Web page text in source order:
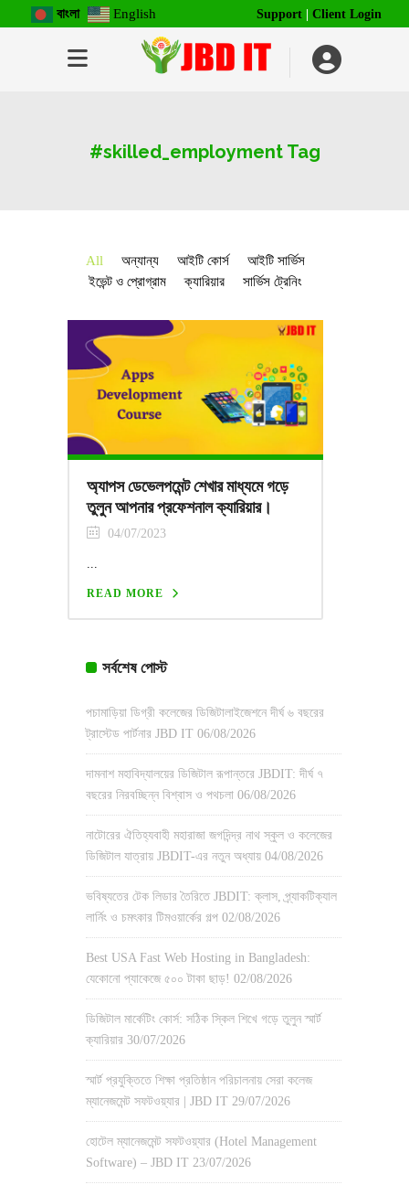
বাংলা English Support Client Login
#skilled_employment Tag
All অন্যান্য আইটি কোর্স
আইটি সার্ভিস
ইভেন্ট ও প্রোগ্রাম
ক্যারিয়ার সার্ভিস ট্রেনিং
অ্যাপস ডেভেলপমেন্ট শেখার মাধ্যমে গড়ে
তুলুন আপনার প্রফেশনাল ক্যারিয়ার।
04/07/2023
READ MORE
সর্বশেষ পোস্ট
পচামাড়িয়া ডিগ্রী কলেজের ডিজিটালাইজেশনে দীর্ঘ ৬ বছরের
ট্রাস্টেড পার্টনার JBD IT 06/08/2026
দামনাশ মহাবিদ্যালয়ের ডিজিটাল রূপান্তরে JBDIT: দীর্ঘ ৭
বছরের নিরবচ্ছিন্ন বিশ্বাস ও পথচলা 06/08/2026
নাটোরের ঐতিহ্যবাহী মহারাজা জগদিন্দ্র নাথ স্কুল ও কলেজের
ডিজিটাল যাত্রায় JBDIT-এর নতুন অধ্যায় 04/08/2026
ভবিষ্যতের টেক লিডার তৈরিতে JBDIT: ক্লাস, প্র্যাকটিক্যাল
লার্নিং ও চমৎকার টিমওয়ার্কের গল্প 02/08/2026
Best USA Fast Web Hosting in Bangladesh:
যেকোনো প্যাকেজে ৫০০ টাকা ছাড়! 02/08/2026
ডিজিটাল মার্কেটিং কোর্স: সঠিক স্কিল শিখে গড়ে তুলুন স্মার্ট
ক্যারিয়ার 30/07/2026
স্মার্ট প্রযুক্তিতে শিক্ষা প্রতিষ্ঠান পরিচালনায় সেরা কলেজ
ম্যানেজমেন্ট সফটওয়্যার | JBD IT 29/07/2026
হোটেল ম্যানেজমেন্ট সফটওয়্যার (Hotel Management
Software) – JBD IT 23/07/2026